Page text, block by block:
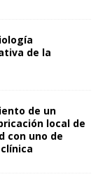
de la
de un
local de
con uno de